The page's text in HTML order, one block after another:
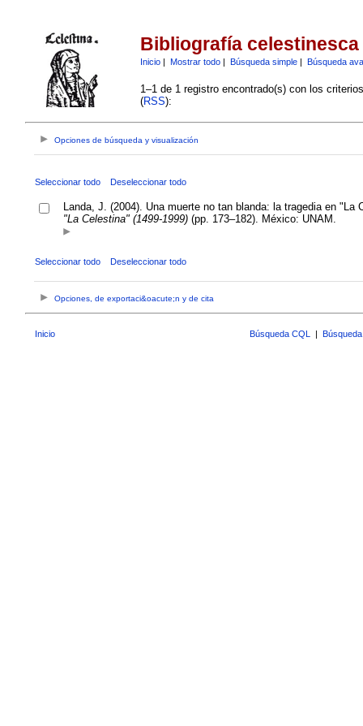
Bibliografía celestinesca
Inicio| Mostrar todo| Búsqueda simple| Búsqueda
1–1 de 1 registro encontrado(s) con los
(RSS):
Opciones de búsqueda y visualización
Seleccionar todo Deseleccionar todo
Landa, J. (2004). Una muerte no tan blanda: la tragedia en
"La Celestina" (1499-1999)(pp. 173–182). México: UNAM.
Seleccionar todo Deseleccionar todo
Opciones, de exportaci&oacute;n y de cita
Inicio Búsqueda CQL |